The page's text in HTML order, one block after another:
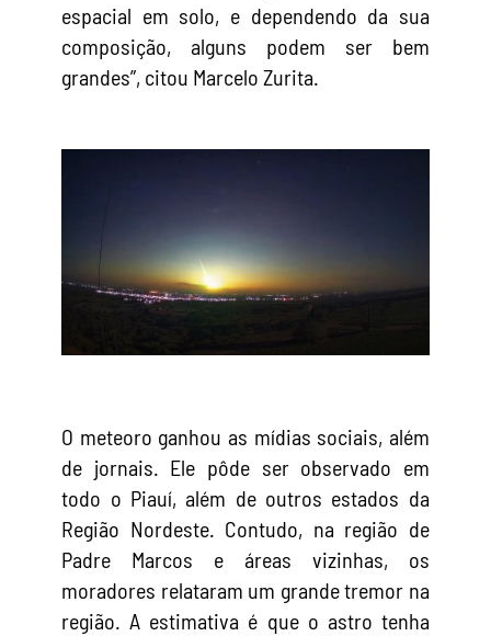
espacial em solo, e dependendo da sua
composição, alguns podem ser bem
grandes”, citou Marcelo Zurita.
O meteoro ganhou as mídias sociais, além
de jornais. Ele pôde ser observado em
todo o Piauí, além de outros estados da
Região Nordeste. Contudo, na região de
Padre Marcos e áreas vizinhas, os
moradores relataram um grande tremor na
região. A estimativa é que o astro tenha